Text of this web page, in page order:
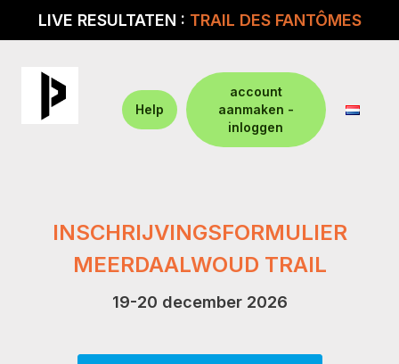
LIVE RESULTATEN : TRAIL DES FANTÔMES
Help
account
aanmaken -
inloggen
INSCHRIJVINGSFORMULIER
MEERDAALWOUD TRAIL
19-20 december 2026